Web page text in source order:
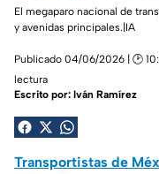
El megaparo nacional de
y avenidas principales.|IA
Publicado 04/06/2026 | 🕑
lectura
Escrito por: Iván Ramírez
Transportistas de